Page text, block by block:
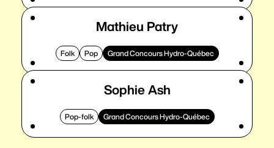
Mathieu Patry
Folk Pop Grand Concours Hydro-Québec
Sophie Ash
Pop-folk Grand Concours Hydro-Québec